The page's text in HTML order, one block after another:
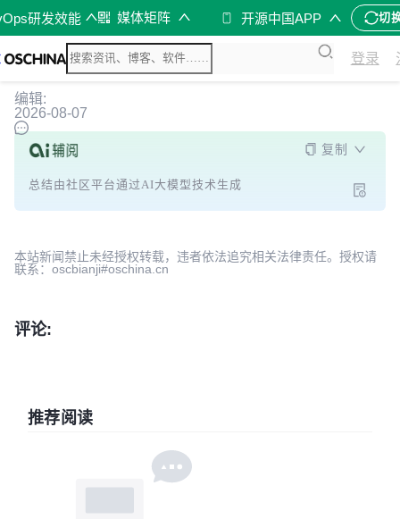
研发效能 媒体矩阵 开源中国APP 切
登录
编辑:
2026-08-07
复制
总结由社区平台通过AI大模型技术生成
本站新闻禁止未经授权转载，违者依法追究相关法律责任。授权请
联系：oscbianji#oschina.cn
评论:
推荐阅读